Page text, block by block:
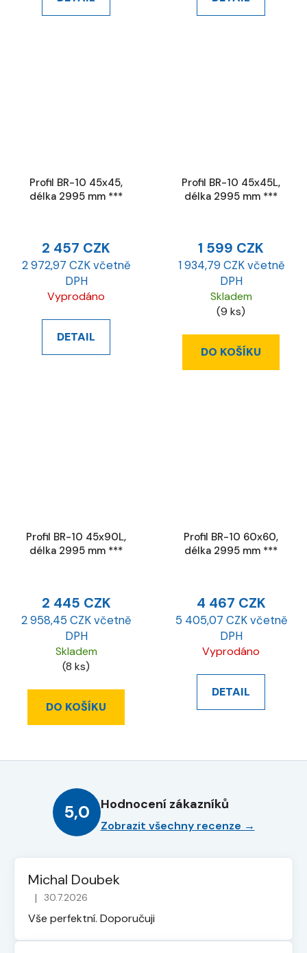
Profil BR-10 45x45,
délka 2995 mm ***
2 457 CZK
2 972,97 CZK včetně
DPH
Vyprodáno
DETAIL
Profil BR-10 45x45L,
délka 2995 mm ***
1 599 CZK
1 934,79 CZK včetně
DPH
Skladem
(9 ks)
DO KOŠÍKU
Profil BR-10 45x90L,
délka 2995 mm ***
2 445 CZK
2 958,45 CZK včetně
DPH
Skladem
(8 ks)
DO KOŠÍKU
Profil BR-10 60x60,
délka 2995 mm ***
4 467 CZK
5 405,07 CZK včetně
DPH
Vyprodáno
DETAIL
5,0 Hodnocení zákazníků
Zobrazit všechny recenze →
Michal Doubek
Hodnocení obchodu je 5 z 5 hvězdiček.
| 30.7.2026
Vše perfektní. Doporučuji